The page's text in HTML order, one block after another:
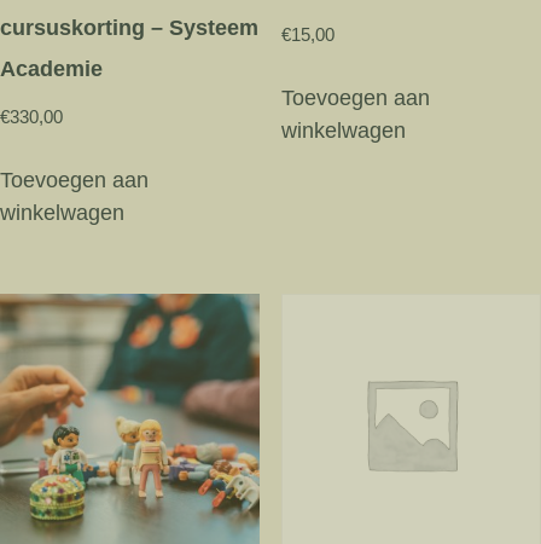
cursuskorting – Systeem
Academie
€330,00
Toevoegen aan
winkelwagen
€15,00
Toevoegen aan
winkelwagen